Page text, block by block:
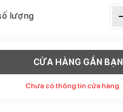
lượng
CỬA HÀNG GẦN BẠN
Chưa có thông tin cửa hàng.